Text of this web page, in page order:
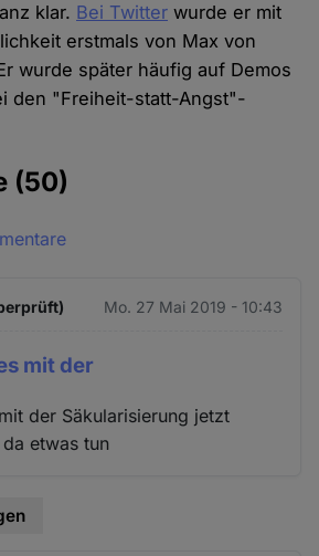
klar. Bei Twitter wurde er mit
erstmals von Max von
wurde später häufig auf Demos
den "Freiheit-statt-Angst"-
(50)
Mo. 27 Mai 2019 - 10:43
mit der
der Säkularisierung jetzt
etwas tun